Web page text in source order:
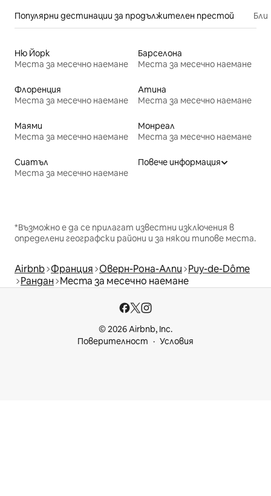
Популярни дестинации за продължителен престой
Ню Йорк
Места за месечно наемане
Барселона
Места за месечно наемане
Флоренция
Места за месечно наемане
Атина
Места за месечно наемане
Маями
Места за месечно наемане
Монреал
Места за месечно наемане
Сиатъл
Места за месечно наемане
Повече информация
*Възможно е да се прилагат известни изключения в
определени географски райони и за някои типове места.
Airbnb Франция Оверн-Рона-Алпи Puy-de-Dôme
Рандан Места за месечно наемане
© 2026 Airbnb, Inc.
Поверителност
Условия